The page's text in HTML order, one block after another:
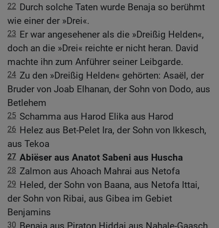
22 Durch solche Taten wurde Benaja so berühmt
wie einer der »Drei«.
23 Er war angesehener als die »Dreißig Helden«,
doch an die »Drei« reichte er nicht heran. David
machte ihn zum Anführer seiner Leibgarde.
24 Zu den »Dreißig Helden« gehörten: Asaël, der
Bruder von Joab Elhanan, der Sohn von Dodo, aus
Betlehem
25 Schamma aus Harod Elika aus Harod
26 Helez aus Bet-Pelet Ira, der Sohn von Ikkesch,
aus Tekoa
27 Abiëser aus Anatot Sabeni aus Huscha
28 Zalmon aus Ahoach Mahrai aus Netofa
29 Heled, der Sohn von Baana, aus Netofa Ittai,
der Sohn von Ribai, aus Gibea im Gebiet
Benjamins
30